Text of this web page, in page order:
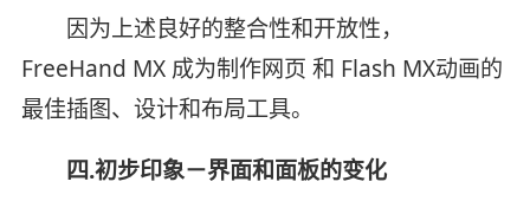
因为上述良好的整合性和开放性，
FreeHand MX 成为制作网页 和 Flash MX动画的
最佳插图、设计和布局工具。
四.初步印象－界面和面板的变化